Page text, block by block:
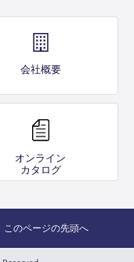
会社概要
オンライン
カタログ
このページの先頭へ